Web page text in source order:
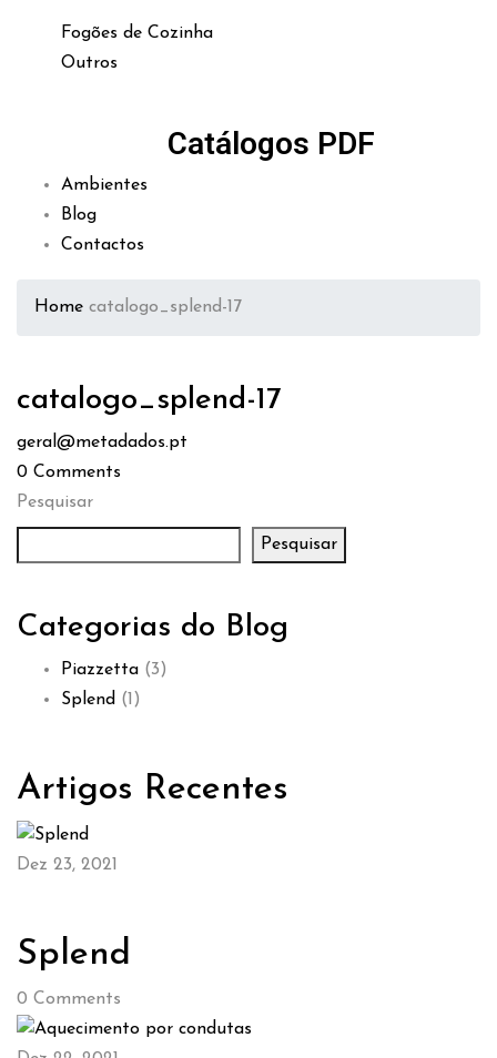
Fogões de Cozinha
Outros
Catálogos PDF
Ambientes
Blog
Contactos
Home catalogo_splend-17
catalogo_splend-17
geral@metadados.pt
0 Comments
Pesquisar
Pesquisar
Categorias do Blog
Piazzetta (3)
Splend (1)
Artigos Recentes
Dez 23, 2021
Splend
0 Comments